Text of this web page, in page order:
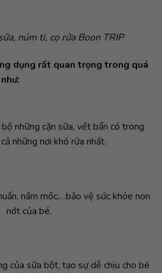
núm ti, cọ rửa Boon TRIP
dụng rất quan trọng trong quá
những cặn sữa, vết bẩn có trong
những nơi khó rửa nhất.
nấm mốc,…bảo vệ sức khỏe non
nớt của bé.
của sữa bột, tạo sự dễ chịu cho bé